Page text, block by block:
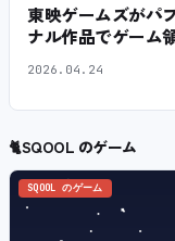
東映ゲームズがパ
ナル作品でゲーム
2026.04.24
🐈SQOOL のゲーム
SQOOL のゲーム